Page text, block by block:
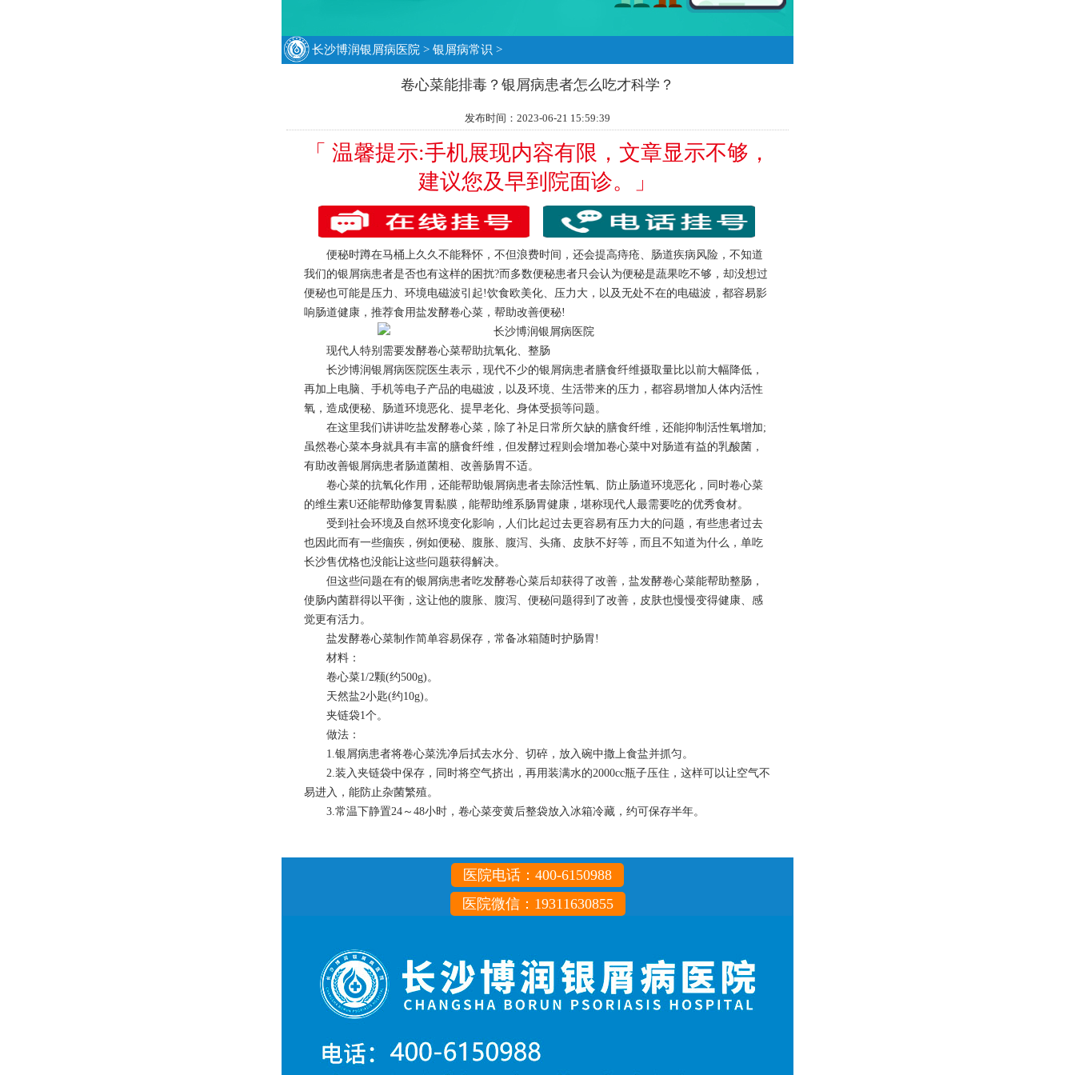
长沙博润银屑病医院 > 银屑病常识 >
卷心菜能排毒？银屑病患者怎么吃才科学？
发布时间：2023-06-21 15:59:39
「 温馨提示:手机展现内容有限，文章显示不够，
建议您及早到院面诊。」
便秘时蹲在马桶上久久不能释怀，不但浪费时间，还会提高痔疮、肠道疾病风险，不知道
我们的银屑病患者是否也有这样的困扰?而多数便秘患者只会认为便秘是蔬果吃不够，却没想过
便秘也可能是压力、环境电磁波引起!饮食欧美化、压力大，以及无处不在的电磁波，都容易影
响肠道健康，推荐食用盐发酵卷心菜，帮助改善便秘!
现代人特别需要发酵卷心菜帮助抗氧化、整肠
长沙博润银屑病医院 医生表示，现代不少的银屑病患者膳食纤维摄取量比以前大幅降低，
再加上电脑、手机等电子产品的电磁波，以及环境、生活带来的压力，都容易增加人体内活性
氧，造成便秘、肠道环境恶化、提早老化、身体受损等问题。
在这里我们讲讲吃盐发酵卷心菜，除了补足日常所欠缺的膳食纤维，还能抑制活性氧增加;
虽然卷心菜本身就具有丰富的膳食纤维，但发酵过程则会增加卷心菜中对肠道有益的乳酸菌，
有助改善银屑病患者肠道菌相、改善肠胃不适。
卷心菜的抗氧化作用，还能帮助银屑病患者去除活性氧、防止肠道环境恶化，同时卷心菜
的维生素U还能帮助修复胃黏膜，能帮助维系肠胃健康，堪称现代人最需要吃的优秀食材。
受到社会环境及自然环境变化影响，人们比起过去更容易有压力大的问题，有些患者过去
也因此而有一些痼疾，例如便秘、腹胀、腹泻、头痛、皮肤不好等，而且不知道为什么，单吃
长沙售优格也没能让这些问题获得解决。
但这些问题在有的银屑病患者吃发酵卷心菜后却获得了改善，盐发酵卷心菜能帮助整肠，
使肠内菌群得以平衡，这让他的腹胀、腹泻、便秘问题得到了改善，皮肤也慢慢变得健康、感
觉更有活力。
盐发酵卷心菜制作简单容易保存，常备冰箱随时护肠胃!
材料：
卷心菜1/2颗(约500g)。
天然盐2小匙(约10g)。
夹链袋1个。
做法：
1.银屑病患者将卷心菜洗净后拭去水分、切碎，放入碗中撒上食盐并抓匀。
2.装入夹链袋中保存，同时将空气挤出，再用装满水的2000cc瓶子压住，这样可以让空气不
易进入，能防止杂菌繁殖。
3.常温下静置24～48小时，卷心菜变黄后整袋放入冰箱冷藏，约可保存半年。
医院电话：400-6150988
医院微信：19311630855